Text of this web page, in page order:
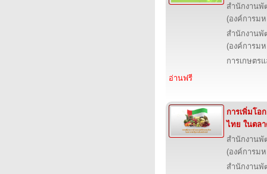
สำนักงานพั
(องค์การม
สำนักงานพั
(องค์การม
การเกษตร
อ่านฟรี
การเพิ่มโอ
ไทย ในตลา
สำนักงานพั
(องค์การม
สำนักงานพั